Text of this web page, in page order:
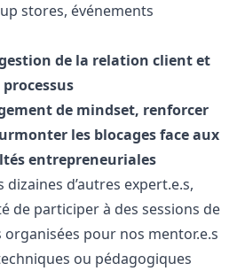
stores, événements
de la relation client et
de mindset, renforcer
les blocages face aux
entrepreneuriales
d’autres expert.e.s,
de participer à des sessions de
pour nos mentor.e.s
ou pédagogiques